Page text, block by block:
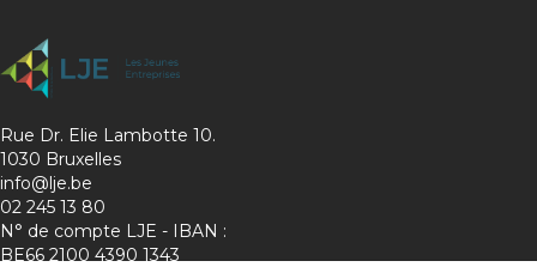
Rue Dr. Elie Lambotte 10.
1030 Bruxelles
info@lje.be
02 245 13 80
N° de compte LJE - IBAN :
BE66 2100 4390 1343